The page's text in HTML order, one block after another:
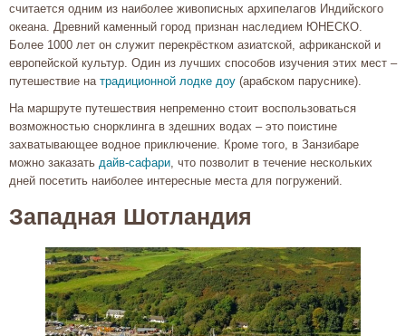
считается одним из наиболее живописных архипелагов Индийского
океана. Древний каменный город признан наследием ЮНЕСКО.
Более 1000 лет он служит перекрёстком азиатской, африканской и
европейской культур. Один из лучших способов изучения этих мест –
путешествие на традиционной лодке доу (арабском паруснике).
На маршруте путешествия непременно стоит воспользоваться
возможностью снорклинга в здешних водах – это поистине
захватывающее водное приключение. Кроме того, в Занзибаре
можно заказать дайв-сафари , что позволит в течение нескольких
дней посетить наиболее интересные места для погружений.
Западная Шотландия